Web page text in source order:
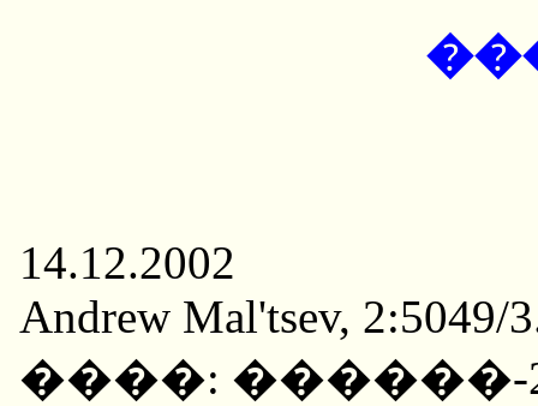
14.12.2002
Andrew Mal'tsev, 2:5049/
����: ������-